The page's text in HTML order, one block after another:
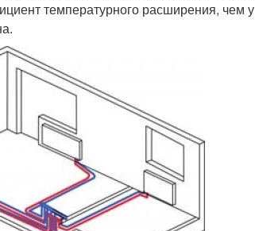
температурного расширения, чем у